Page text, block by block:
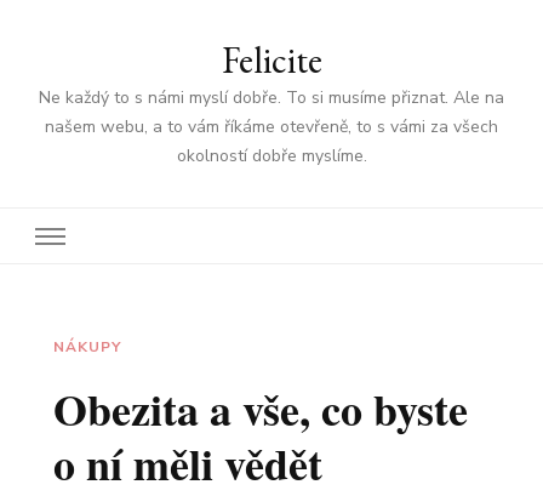
Felicite
Ne každý to s námi myslí dobře. To si musíme přiznat. Ale na
našem webu, a to vám říkáme otevřeně, to s vámi za všech
okolností dobře myslíme.
NÁKUPY
Obezita a vše, co byste
o ní měli vědět